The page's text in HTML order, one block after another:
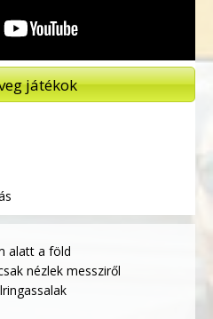
játékok
alatt a föld
nézlek messziről